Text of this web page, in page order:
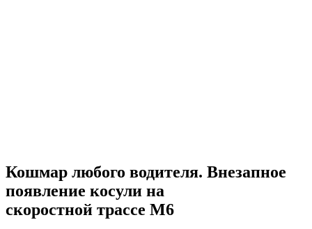
Кошмар любого водителя. Внезапное
появление косули на
скоростной трассе М6